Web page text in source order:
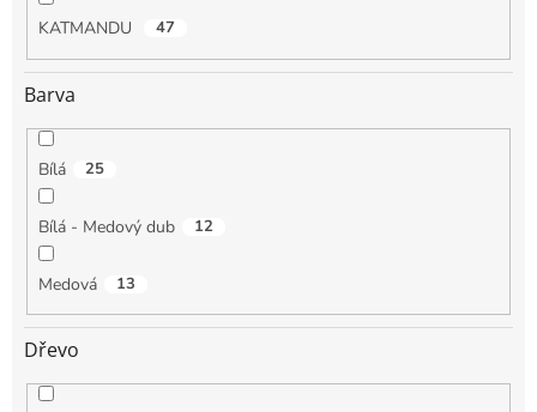
KATMANDU 47
Barva
Bílá 25
Bílá - Medový dub 12
Medová 13
Dřevo